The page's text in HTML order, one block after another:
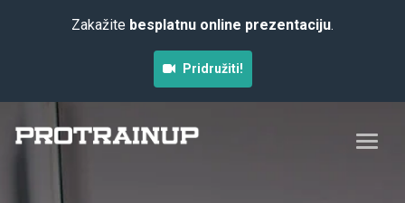
Zakažite besplatnu online prezentaciju.
Pridružiti!